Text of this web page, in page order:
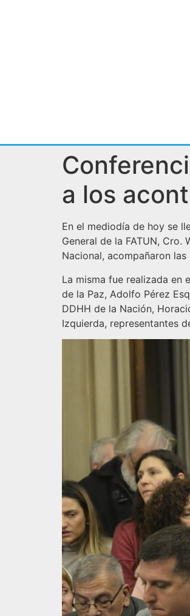
a los
En el mediodía de hoy se
General de la FATUN,
Nacional, acompañaron
La misma fue realizada en
de la Paz, Adolfo Pérez
DDHH de la Nación,
Izquierda, representantes